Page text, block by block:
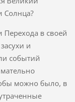
Солнца?
в своей
и
событий
можно было, в